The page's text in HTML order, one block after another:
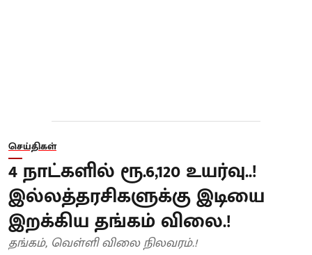
செய்திகள்
4 நாட்களில் ரூ.6,120 உயர்வு..!
இல்லத்தரசிகளுக்கு இடியை
இறக்கிய தங்கம் விலை.!
தங்கம், வெள்ளி விலை நிலவரம்.!